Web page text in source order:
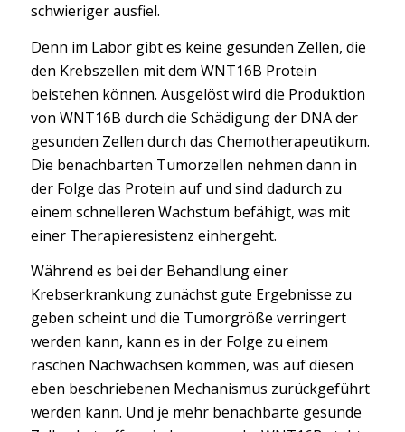
schwieriger ausfiel.
Denn im Labor gibt es keine gesunden Zellen, die
den Krebszellen mit dem WNT16B Protein
beistehen können. Ausgelöst wird die Produktion
von WNT16B durch die Schädigung der DNA der
gesunden Zellen durch das Chemotherapeutikum.
Die benachbarten Tumorzellen nehmen dann in
der Folge das Protein auf und sind dadurch zu
einem schnelleren Wachstum befähigt, was mit
einer Therapieresistenz einhergeht.
Während es bei der Behandlung einer
Krebserkrankung zunächst gute Ergebnisse zu
geben scheint und die Tumorgröße verringert
werden kann, kann es in der Folge zu einem
raschen Nachwachsen kommen, was auf diesen
eben beschriebenen Mechanismus zurückgeführt
werden kann. Und je mehr benachbarte gesunde